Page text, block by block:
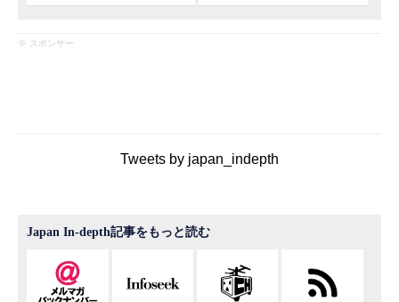
※ スポンサー
Tweets by japan_indepth
Japan In-depth記事をもっと読む